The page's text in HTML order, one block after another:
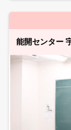
能開センター